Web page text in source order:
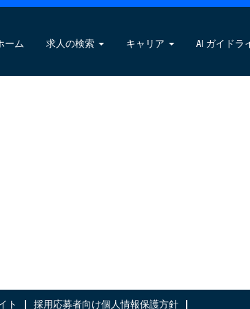
ーム 求人の検索 キャリア AI ガイドラ
ト 採用応募者向け個人情報保護方針